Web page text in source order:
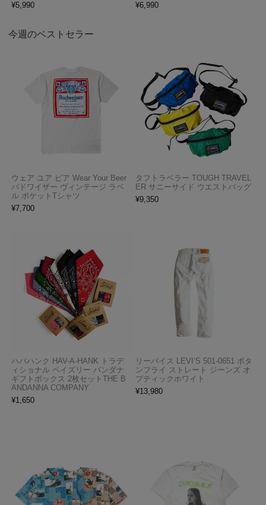
¥5,990
¥6,990
今週のベストセラー
ウェア ユア ビア Wear Your Beer
バドワイザー ヴィンテージ ラベ
ル ポケットTシャツ
¥7,700
タフトラベラー TOUGH TRAVEL
ER サニーサイド ウエストバッグ
¥9,350
ハバハンク HAV-A-HANK トラデ
ィショナル ペイズリー バンダナ
ギフトボックス 2枚セットTHE B
ANDANNA COMPANY
¥1,650
リーバイス LEVI’S 501-0651 ボタ
ンフライ ストレート ジーンズ オ
プティックホワイト
¥13,980